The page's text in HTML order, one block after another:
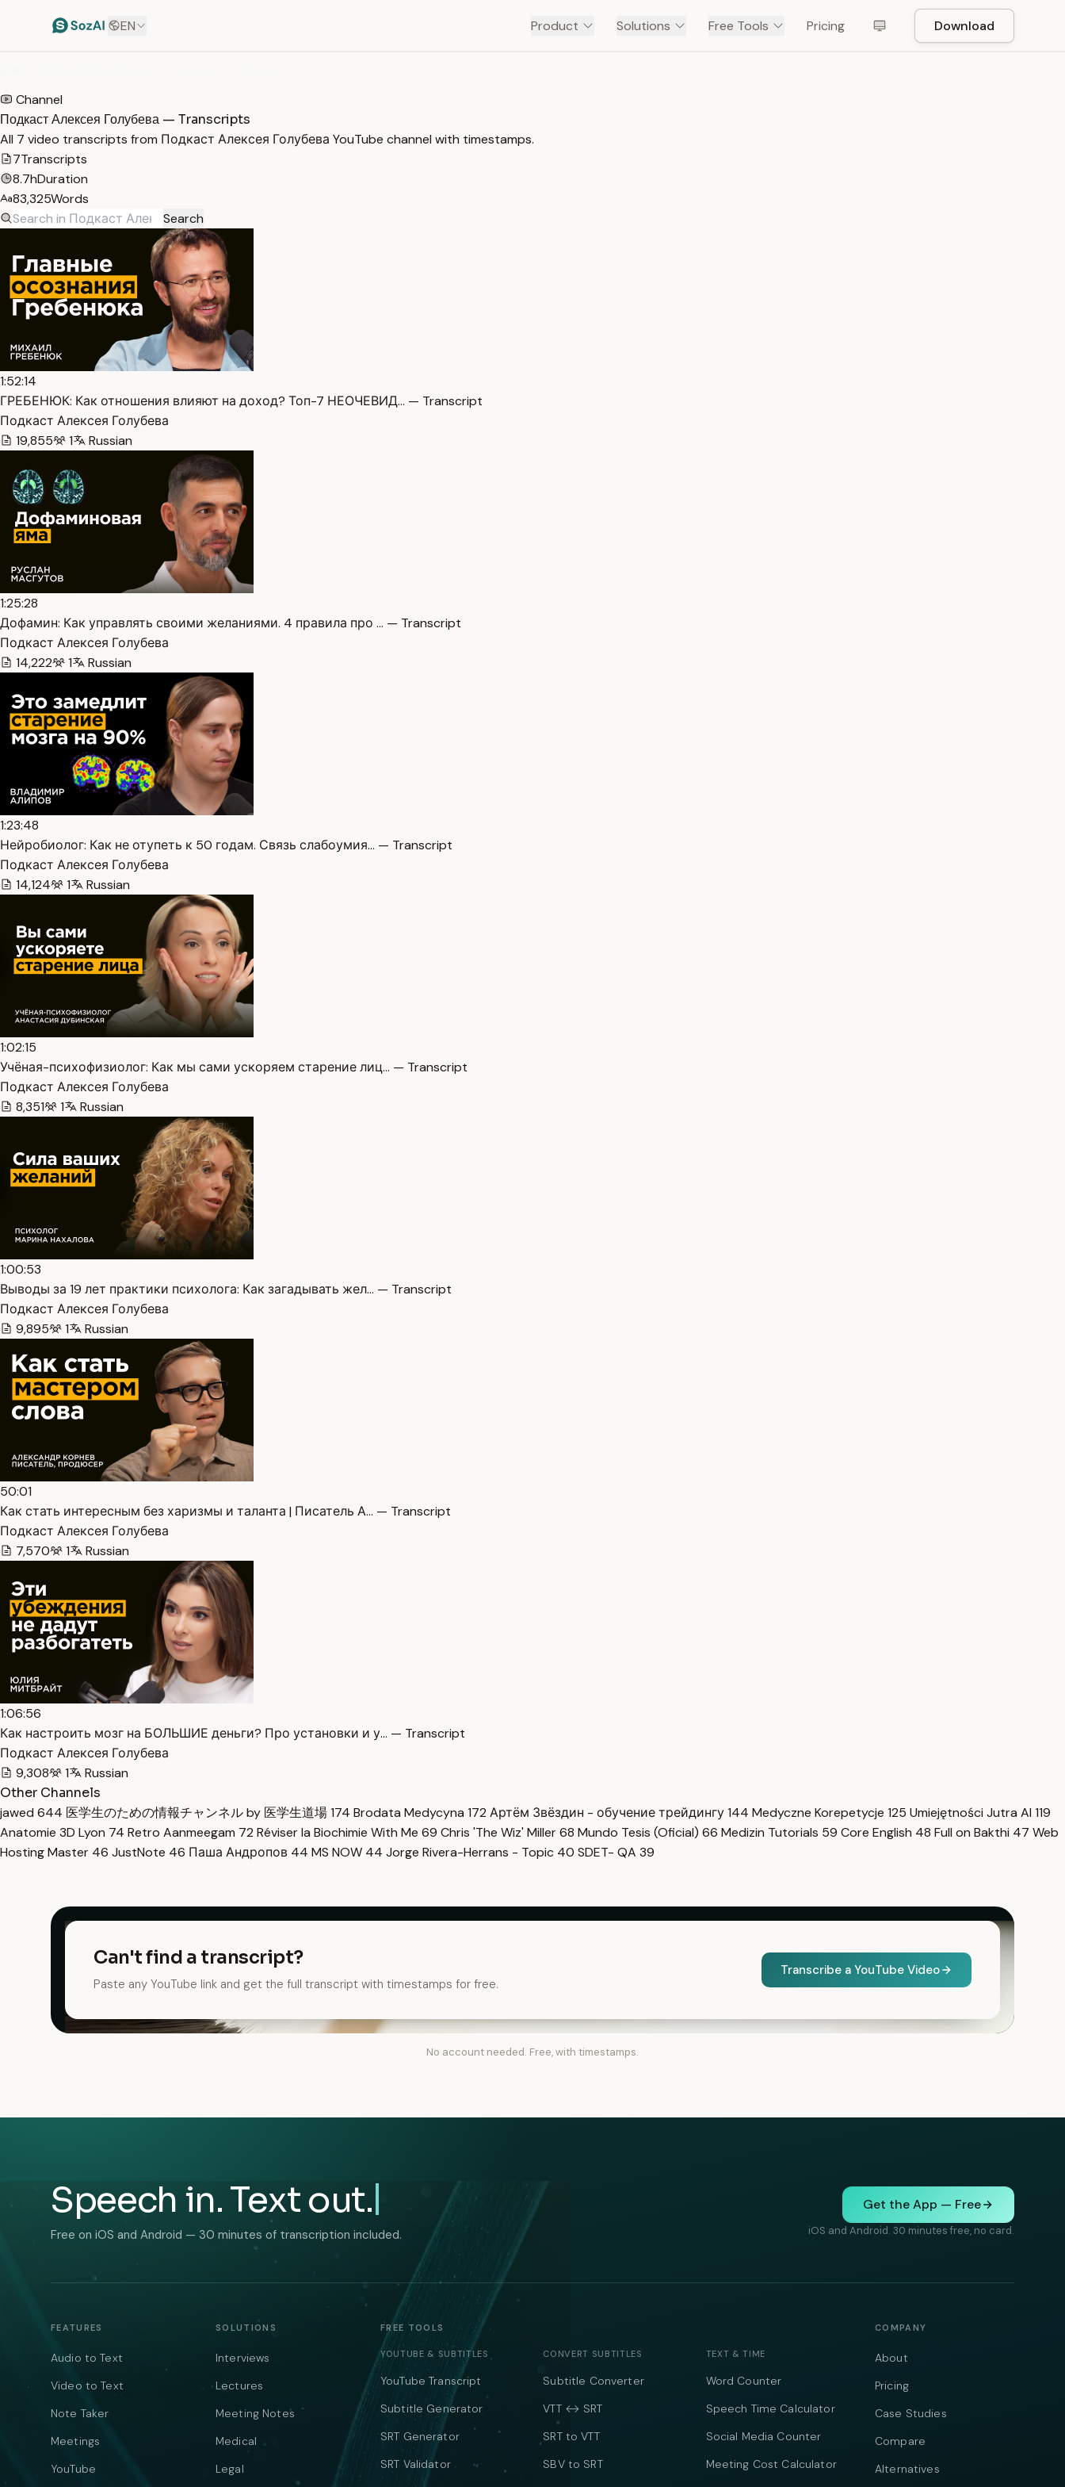
EN Product Solutions Free Tools Pricing Download
Channel
Подкаст Алексея Голубева — Transcripts
All 7 video transcripts from Подкаст Алексея Голубева YouTube channel with timestamps.
7Transcripts
8.7hDuration
83,325Words
Search
1:52:14
ГРЕБЕНЮК: Как отношения влияют на доход? Топ-7 НЕОЧЕВИД… — Transcript
Подкаст Алексея Голубева
19,855
1 Russian
1:25:28
Дофамин: Как управлять своими желаниями. 4 правила про … — Transcript
Подкаст Алексея Голубева
14,222
1 Russian
1:23:48
Нейробиолог: Как не отупеть к 50 годам. Связь слабоумия… — Transcript
Подкаст Алексея Голубева
14,124
1 Russian
1:02:15
Учёная-психофизиолог: Как мы сами ускоряем старение лиц… — Transcript
Подкаст Алексея Голубева
8,351
1 Russian
1:00:53
Выводы за 19 лет практики психолога: Как загадывать жел… — Transcript
Подкаст Алексея Голубева
9,895
1 Russian
50:01
Как стать интересным без харизмы и таланта | Писатель А… — Transcript
Подкаст Алексея Голубева
7,570
1 Russian
1:06:56
Как настроить мозг на БОЛЬШИЕ деньги? Про установки и у… — Transcript
Подкаст Алексея Голубева
9,308
1
Russian
Other Channels
jawed 644 医学生のための情報チャンネル by 医学生道場174 Brodata Medycyna 172 Артём Звёздин - обучение трейдингу144 Medyczne Korepetycje 125 Umiejętności Jutra AI 119
Anatomie 3D Lyon 74 Retro Aanmeegam 72 Réviser la Biochimie With Me 69 Chris 'The Wiz' Miller68 Mundo Tesis (Oficial) 66 Medizin Tutorials 59 Core English 48 Full on Bakthi 47 Web
Hosting Master 46 JustNote 46 Паша Андропов 44 MS NOW 44 Jorge Rivera-Herrans - Topic 40 SDET- QA 39
Can't find a transcript?
Paste any YouTube link and get the full transcript with timestamps for free.
Transcribe a YouTube Video
No account needed. Free, with timestamps.
Speech in. Text out.
Free on iOS and Android — 30 minutes of transcription included.
Get the App — Free
iOS and Android. 30 minutes free, no card.
FEATURES
Audio to Text
Video to Text
Note Taker
Meetings
YouTube
SOLUTIONS
Interviews
Lectures
Meeting Notes
Medical
Legal
FREE TOOLS
YOUTUBE & SUBTITLES
YouTube Transcript
Subtitle Generator
SRT Generator
SRT Validator
CONVERT SUBTITLES
Subtitle Converter
VTT ↔ SRT
SRT to VTT
SBV to SRT
TEXT & TIME
Word Counter
Speech Time Calculator
Social Media Counter
Meeting Cost Calculator
COMPANY
About
Pricing
Case Studies
Compare
Alternatives